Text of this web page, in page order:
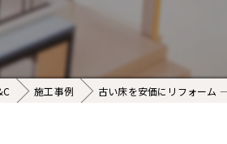
施工事例 古い床を安価にリフォーム